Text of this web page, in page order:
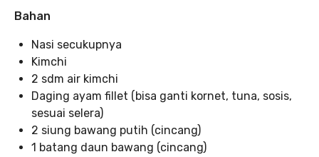
Bahan
Nasi secukupnya
Kimchi
2 sdm air kimchi
Daging ayam fillet (bisa ganti kornet, tuna, sosis,
sesuai selera)
2 siung bawang putih (cincang)
1 batang daun bawang (cincang)